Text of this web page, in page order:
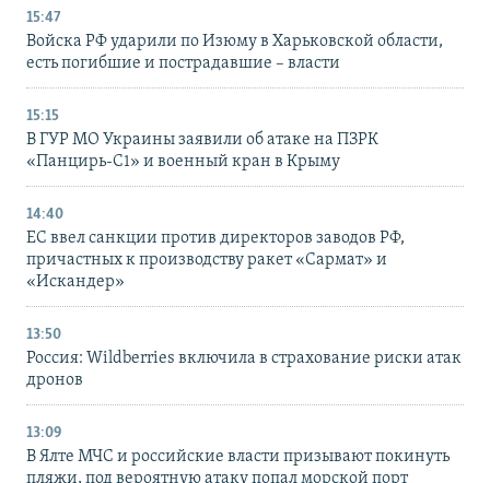
15:47
Войска РФ ударили по Изюму в Харьковской области,
есть погибшие и пострадавшие – власти
15:15
В ГУР МО Украины заявили об атаке на ПЗРК
«Панцирь-С1» и военный кран в Крыму
14:40
ЕС ввел санкции против директоров заводов РФ,
причастных к производству ракет «Сармат» и
«Искандер»
13:50
Россия: Wildberries включила в страхование риски атак
дронов
13:09
В Ялте МЧС и российские власти призывают покинуть
пляжи, под вероятную атаку попал морской порт